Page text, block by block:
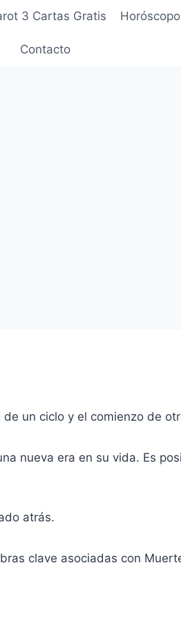
3 Cartas Gratis
Contacto
un ciclo y el comienzo de
nueva era en su vida. Es
atrás.
clave asociadas con